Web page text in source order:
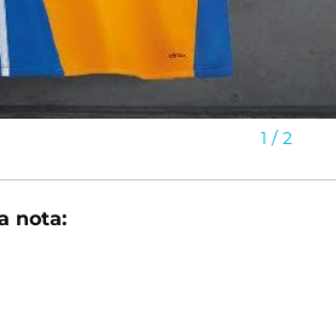
1 / 2
nota: